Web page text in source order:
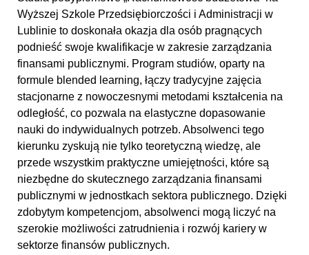
Wyższej Szkole Przedsiębiorczości i Administracji w
Lublinie to doskonała okazja dla osób pragnących
podnieść swoje kwalifikacje w zakresie zarządzania
finansami publicznymi. Program studiów, oparty na
formule blended learning, łączy tradycyjne zajęcia
stacjonarne z nowoczesnymi metodami kształcenia na
odległość, co pozwala na elastyczne dopasowanie
nauki do indywidualnych potrzeb. Absolwenci tego
kierunku zyskują nie tylko teoretyczną wiedzę, ale
przede wszystkim praktyczne umiejętności, które są
niezbędne do skutecznego zarządzania finansami
publicznymi w jednostkach sektora publicznego. Dzięki
zdobytym kompetencjom, absolwenci mogą liczyć na
szerokie możliwości zatrudnienia i rozwój kariery w
sektorze finansów publicznych.